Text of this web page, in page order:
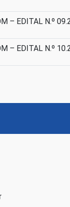
– EDITAL N.º
– EDITAL N.º